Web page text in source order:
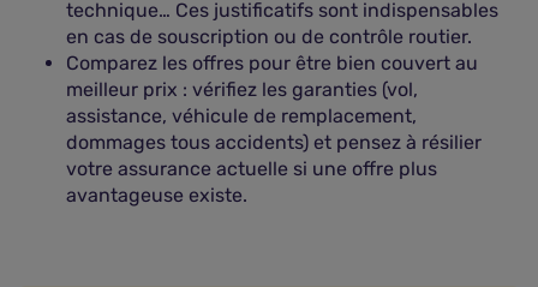
technique… Ces justificatifs sont indispensables
en cas de souscription ou de contrôle routier.
Comparez les offres pour être bien couvert au
meilleur prix : vérifiez les garanties (vol,
assistance, véhicule de remplacement,
dommages tous accidents) et pensez à résilier
votre assurance actuelle si une offre plus
avantageuse existe.